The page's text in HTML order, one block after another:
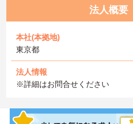
法人概要
本社(本拠地)
東京都
法人情報
※詳細はお問合せください